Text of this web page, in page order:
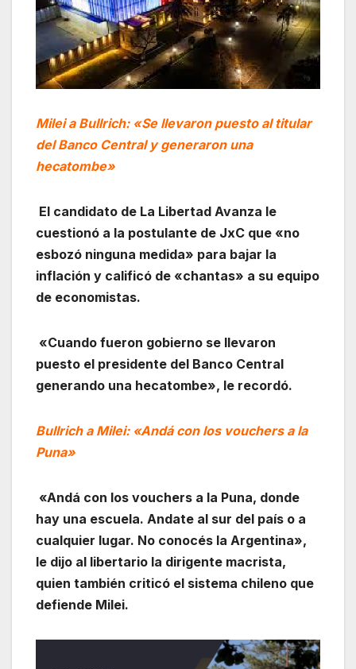
Milei a Bullrich: «Se llevaron puesto al titular
del Banco Central y generaron una
hecatombe»
El candidato de La Libertad Avanza le
cuestionó a la postulante de JxC que «no
esbozó ninguna medida» para bajar la
inflación y calificó de «chantas» a su equipo
de economistas.
«Cuando fueron gobierno se llevaron
puesto el presidente del Banco Central
generando una hecatombe», le recordó.
Bullrich a Milei: «Andá con los vouchers a la
Puna»
«Andá con los vouchers a la Puna, donde
hay una escuela. Andate al sur del país o a
cualquier lugar. No conocés la Argentina»,
le dijo al libertario la dirigente macrista,
quien también criticó el sistema chileno que
defiende Milei.